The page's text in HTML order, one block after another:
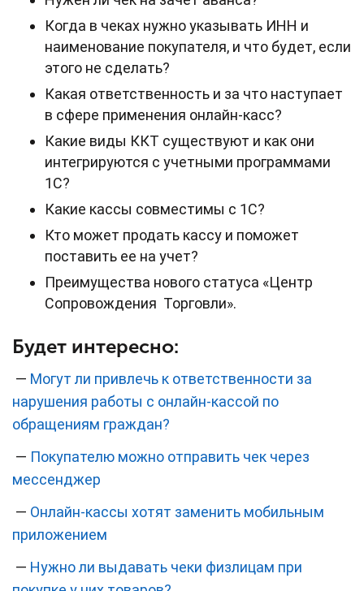
Когда в чеках нужно указывать ИНН и
наименование покупателя, и что будет, если
этого не сделать?
Какая ответственность и за что наступает
в сфере применения онлайн-касс?
Какие виды ККТ существуют и как они
интегрируются с учетными программами
1С?
Какие кассы совместимы с 1С?
Кто может продать кассу и поможет
поставить ее на учет?
Преимущества нового статуса «Центр
Сопровождения Торговли».
Будет интересно:
— Могут ли привлечь к ответственности за
нарушения работы с онлайн-кассой по
обращениям граждан?
— Покупателю можно отправить чек через
мессенджер
— Онлайн-кассы хотят заменить мобильным
приложением
— Нужно ли выдавать чеки физлицам при